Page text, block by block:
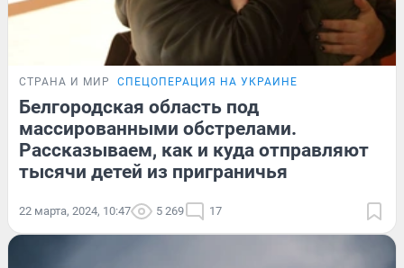
СТРАНА И МИР СПЕЦОПЕРАЦИЯ НА УКРАИНЕ
Белгородская область под
массированными обстрелами.
Рассказываем, как и куда отправляют
тысячи детей из приграничья
22 марта, 2024, 10:47 5 269 17